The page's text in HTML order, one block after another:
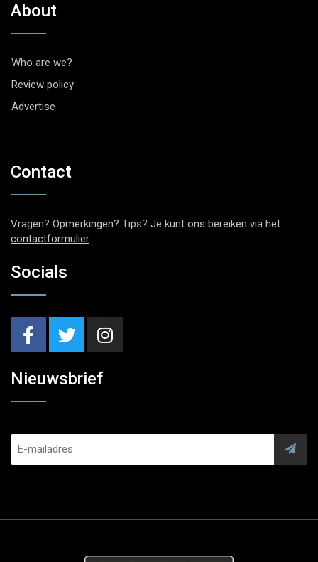
About
Who are we?
Review policy
Advertise
Contact
Vragen? Opmerkingen? Tips? Je kunt ons bereiken via het
contactformulier.
Socials
Nieuwsbrief